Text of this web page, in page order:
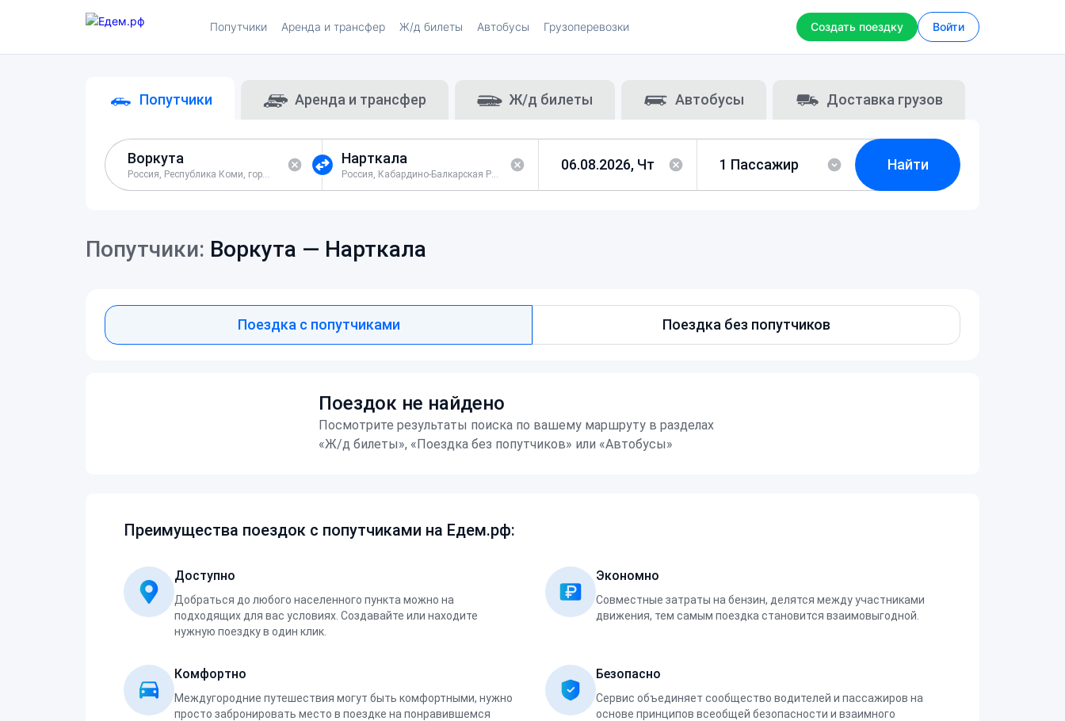
Попутчики Аренда и трансфер Ж/д билеты Автобусы Грузоперевозки Создать поездку Войти
Попутчики Аренда и трансфер Ж/д билеты Автобусы Доставка грузов
Россия, Республика Коми, город Воркута Россия, Кабардино-Балкарская Республика, Урванский район
Найти
Попутчики: Воркута — Нарткала
Поездка с попутчиками Поездка без попутчиков
Поездок не найдено
Посмотрите результаты поиска по вашему маршруту в разделах
«Ж/д билеты», «Поездка без попутчиков» или «Автобусы»
Преимущества поездок с попутчиками на Едем.рф:
Доступно
Добраться до любого населенного пункта можно на
подходящих для вас условиях. Создавайте или находите
нужную поездку в один клик.
Экономно
Совместные затраты на бензин, делятся между участниками
движения, тем самым поездка становится взаимовыгодной.
Комфортно
Междугородние путешествия могут быть комфортными, нужно
просто забронировать место в поездке на понравившемся
Безопасно
Сервис объединяет сообщество водителей и пассажиров на
основе принципов всеобщей безопасности и взаимного